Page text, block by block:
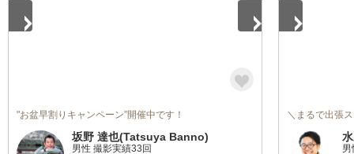
"お盆早割りキャンペーン”開催中です！
坂野 達也(Tatsuya Banno)
男性 撮影実績33回
＼まるで出張